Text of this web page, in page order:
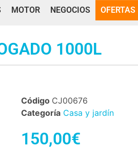
MOTOR NEGOCIOS OFERTAS
1000L
Código CJ00676
Categoría Casa y jardín
150,00€